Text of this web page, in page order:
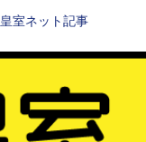
皇室ネット記事